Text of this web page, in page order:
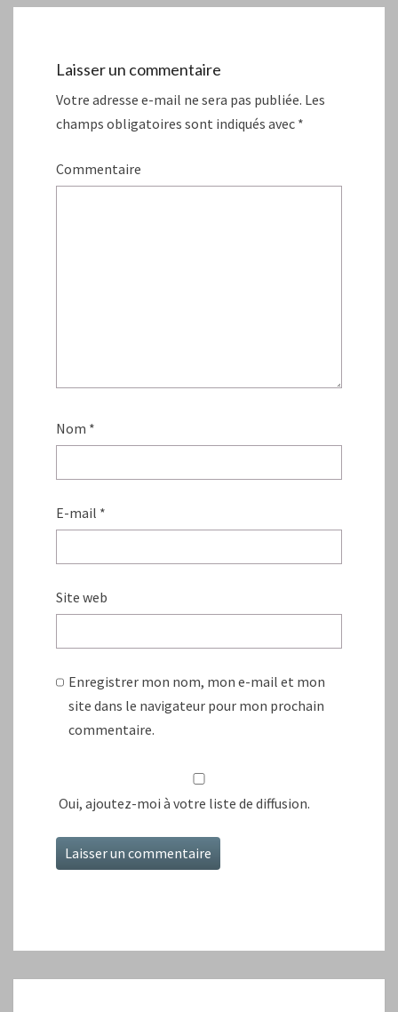
Laisser un commentaire
Votre adresse e-mail ne sera pas publiée. Les
champs obligatoires sont indiqués avec *
Commentaire
Nom *
E-mail *
Site web
Enregistrer mon nom, mon e-mail et mon
site dans le navigateur pour mon prochain
commentaire.
Oui, ajoutez-moi à votre liste de diffusion.